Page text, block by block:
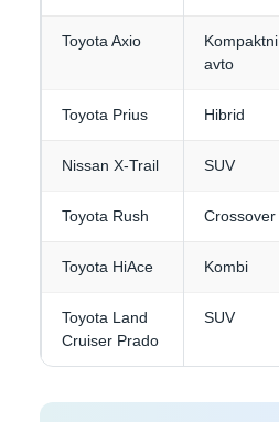
Toyota Axio
Kompaktni
avto
Toyota Prius Hibrid
Nissan X-Trail SUV
Toyota Rush Crossover
Toyota HiAce Kombi
Toyota Land
Cruiser Prado
SUV